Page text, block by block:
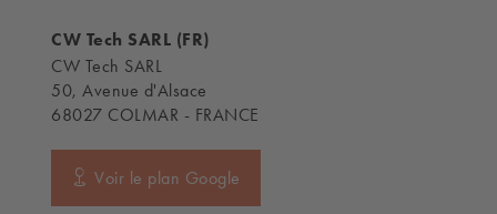
CW Tech SARL (FR)
CW Tech SARL
50, Avenue d'Alsace
68027 COLMAR - FRANCE
Voir le plan Google